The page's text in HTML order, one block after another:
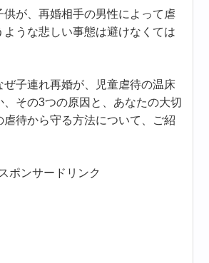
供が、再婚相手の男性によって虐
ような悲しい事態は避けなくては
ぜ子連れ再婚が、児童虐待の温床
、その3つの原因と、あなたの大切
虐待から守る方法について、ご紹
スポンサードリンク